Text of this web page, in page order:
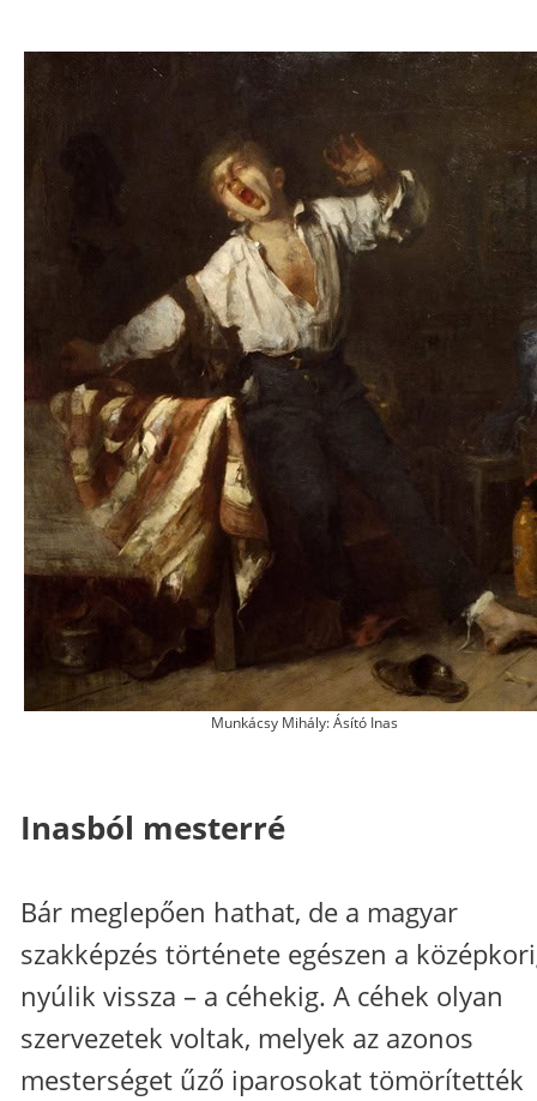
Munkácsy Mihály: Ásító Inas
Inasból mesterré
Bár meglepően hathat, de a magyar
szakképzés története egészen a
nyúlik vissza – a céhekig. A céhek olyan
szervezetek voltak, melyek az azonos
mesterséget űző iparosokat tömörítették